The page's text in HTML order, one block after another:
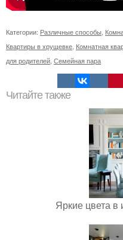
Категории: Различные способы,
Квартиры в хрущевке, Комнатная
для родителей, Семейная пара
Читайте также
Яркие цвета в